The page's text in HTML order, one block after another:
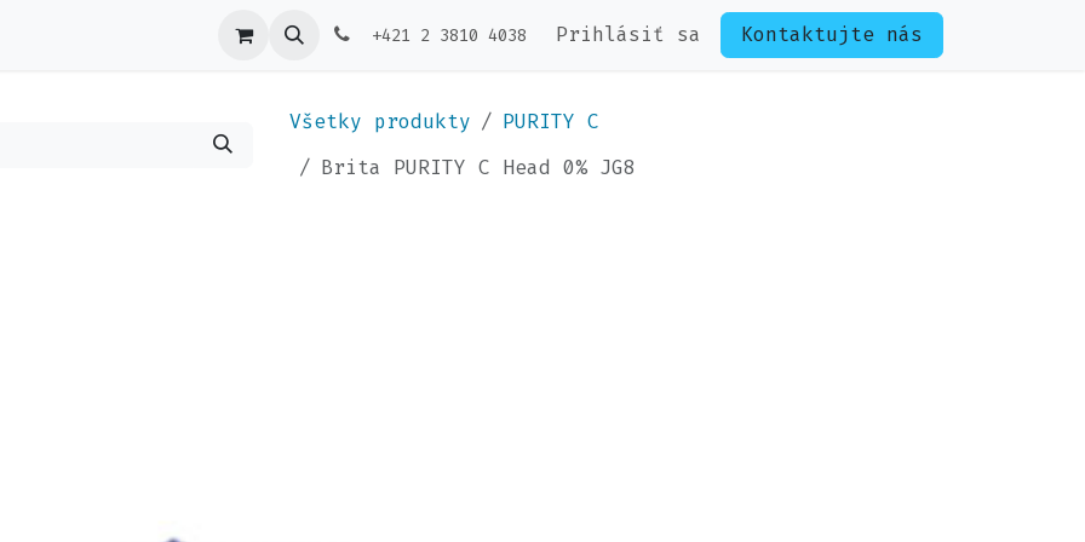
Výdajníky +421 2 3810 4038 Prihlásiť sa Kontaktujte nás
Všetky produkty
PURITY C
Brita PURITY C Head 0% JG8